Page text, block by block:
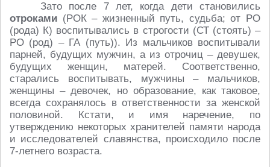
Зато после 7 лет, когда дети становились
отроками (РОК – жизненный путь, судьба; от РО
(рода) К) воспитывались в строгости (СТ (стоять) –
РО (род) – ГА (путь)). Из мальчиков воспитывали
парней, будущих мужчин, а из отрочиц – девушек,
будущих женщин, матерей. Соответственно,
старались воспитывать, мужчины – мальчиков,
женщины – девочек, но образование, как таковое,
всегда сохранялось в ответственности за женской
половиной. Кстати, и имя наречение, по
утверждению некоторых хранителей памяти народа
и исследователей славянства, происходило после
7-летнего возраста.